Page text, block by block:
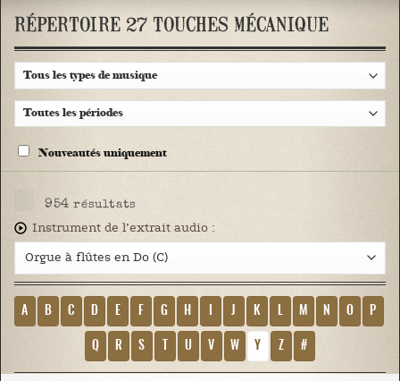
RÉPERTOIRE 27 TOUCHES MÉCANIQUE
Nouveautés uniquement
954 résultats
Instrument de l’extrait audio :
A B C D E F G H J K M N O P
Q R S U V W Y Z #